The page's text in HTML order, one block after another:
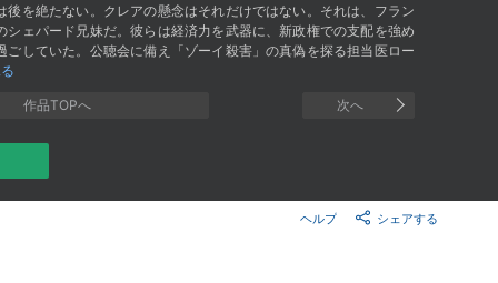
動画配信ガイド
Rakuten PLAY
Rチャンネル
推し楽
を絶たない。クレアの懸念はそれだけではない。それは、フラン
ェパード兄妹だ。彼らは経済力を武器に、新政権での支配を強め
していた。公聴会に備え「ゾーイ殺害」の真偽を探る担当医ロー
作品TOPへ 次へ
シェアする
ヘルプ